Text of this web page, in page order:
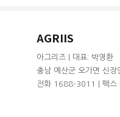
AGRIIS
아그리즈 | 대표: 박영환
충남 예산군 오가면 신
전화 1688-3011 | 팩